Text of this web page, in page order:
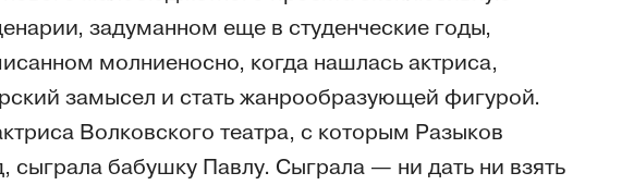
задуманном еще в студенческие годы,
молниеносно, когда нашлась актриса,
замысел и стать жанрообразующей фигурой.
Волковского театра, с которым Разыков
сыграла бабушку Павлу. Сыграла — ни дать ни взять